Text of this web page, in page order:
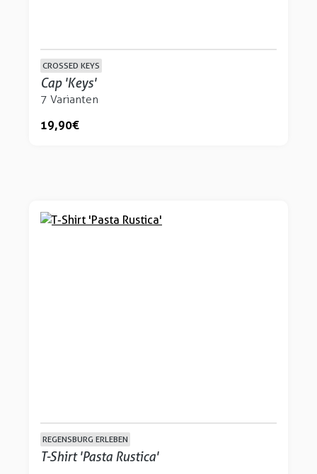
CROSSED KEYS
Cap 'Keys'
7 Varianten
19,90 €
REGENSBURG ERLEBEN
T-Shirt 'Pasta Rustica'